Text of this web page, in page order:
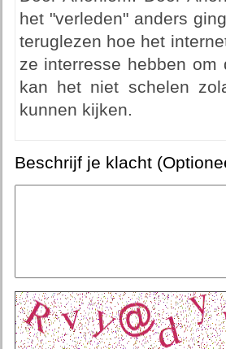
het "verleden" anders
teruglezen hoe het
ze interresse hebben
kan het niet schelen
kunnen kijken.
Beschrijf je klacht